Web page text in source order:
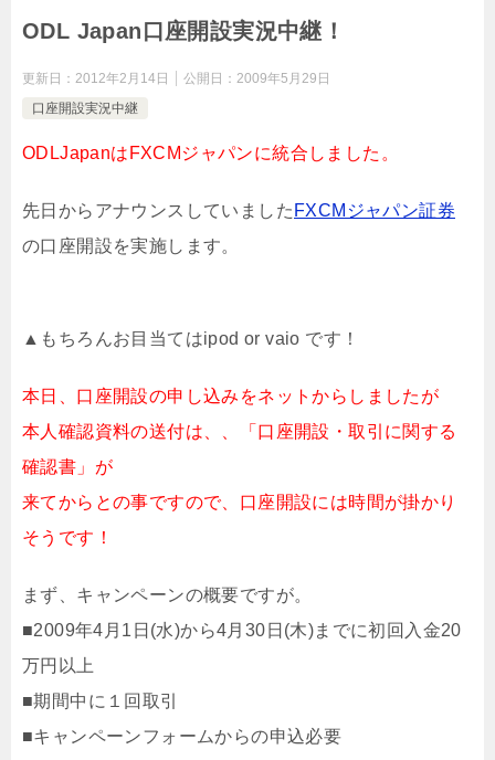
ODL Japan口座開設実況中継！
更新日： 2012年2月14日 公開日： 2009年5月29日
口座開設実況中継
ODLJapanはFXCMジャパンに統合しました。
先日からアナウンスしていました FXCMジャパン証券
の口座開設を実施します。
▲もちろんお目当てはipod or vaio です！
本日、口座開設の申し込みをネットからしましたが
本人確認資料の送付は、、「口座開設・取引に関する
確認書」が
来てからとの事ですので、口座開設には時間が掛かり
そうです！
まず、キャンペーンの概要ですが。
■2009年4月1日(水)から4月30日(木)までに初回入金20
万円以上
■期間中に１回取引
■キャンペーンフォームからの申込必要